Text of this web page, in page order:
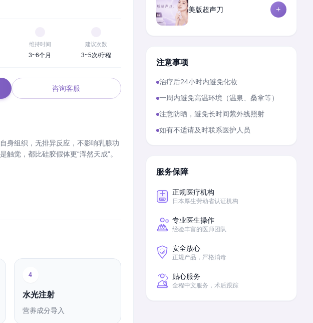
维持时间
3~6个月
建议次数
3~5次/疗程
咨询客服
身组织，无排异反应，不影响乳腺功
觉，都比硅胶假体更“浑然天成”。
4
水光注射
营养成分导入
美版超声刀 +
注意事项
治疗后24小时内避免化妆
一周内避免高温环境（温泉、桑拿等）
注意防晒，避免长时间紫外线照射
如有不适请及时联系医护人员
服务保障
正规医疗机构
日本厚生劳动省认证机构
专业医生操作
经验丰富的医师团队
安全放心
正规产品，严格消毒
贴心服务
全程中文服务，术后跟踪